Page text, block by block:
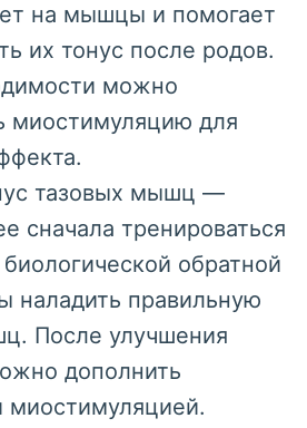
на мышцы и помогает
их тонус после родов.
можно
миостимуляцию для
тазовых мышц —
сначала тренироваться
обратной
наладить правильную
После улучшения
дополнить
миостимуляцией.